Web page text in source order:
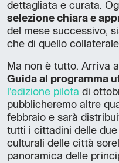
dettagliata e curata.
selezione chiara e
del mese successivo,
che di quello
Ma non è tutto. Arriva
Guida al programma
l’edizione pilota di
pubblicheremo altre
febbraio e sarà
tutti i cittadini delle
culturali delle città
panoramica delle